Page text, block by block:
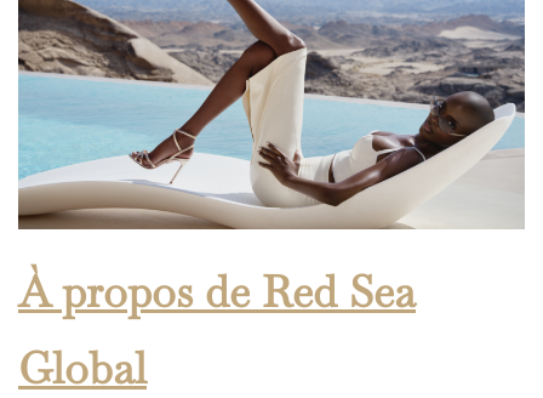
À propos de Red Sea
Global